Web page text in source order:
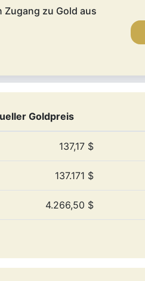
Zugang zu Gold aus
Goldpreis
137,17 $
137.171 $
4.266,50 $